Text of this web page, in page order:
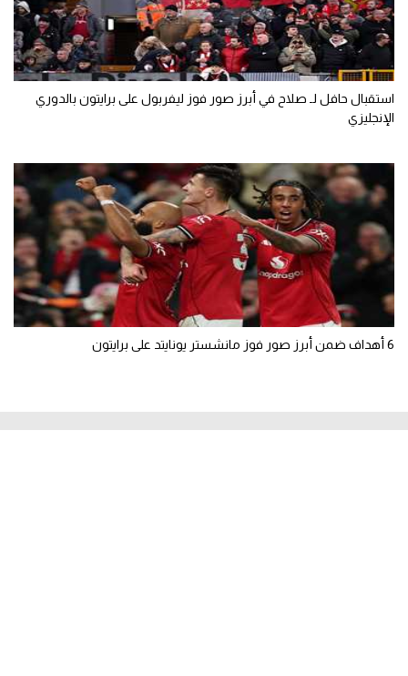
استقبال حافل لـ صلاح في أبرز صور فوز ليفربول على برايتون بالدوري
الإنجليزي
6 أهداف ضمن أبرز صور فوز مانشستر يونايتد على برايتون